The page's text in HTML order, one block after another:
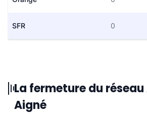
SFR 0
La fermeture du réseau
Aigné